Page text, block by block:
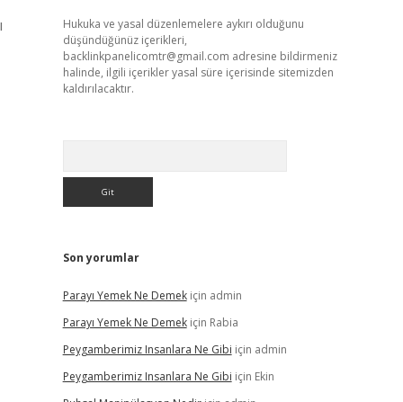
Hukuka ve yasal düzenlemelere aykırı olduğunu
düşündüğünüz içerikleri,
backlinkpanelicomtr@gmail.com adresine bildirmeniz
halinde, ilgili içerikler yasal süre içerisinde sitemizden
kaldırılacaktır.
Son yorumlar
Parayı Yemek Ne Demekiçin admin
Parayı Yemek Ne Demekiçin Rabia
Peygamberimiz Insanlara Ne Gibi için admin
Peygamberimiz Insanlara Ne Gibi için Ekin